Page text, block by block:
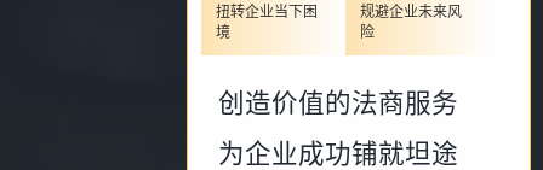
扭转企业当下困
境
规避企业未来风
险
创造价值的法商服务
为企业成功铺就坦途